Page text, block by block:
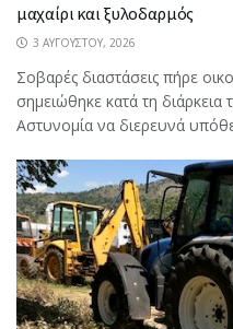
μαχαίρι και ξυλοδαρμός
3 ΑΥΓΟΎΣΤΟΥ, 2026
Σοβαρές διαστάσεις πήρε
σημειώθηκε κατά τη
Αστυνομία να διερευνά